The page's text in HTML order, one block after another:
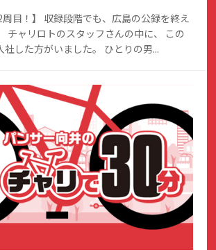
周目！】 収録段階でも、広島の公録を終え
チャリロトのスタッフさんの中に、 この
社した方がいました。 ひとりの男...